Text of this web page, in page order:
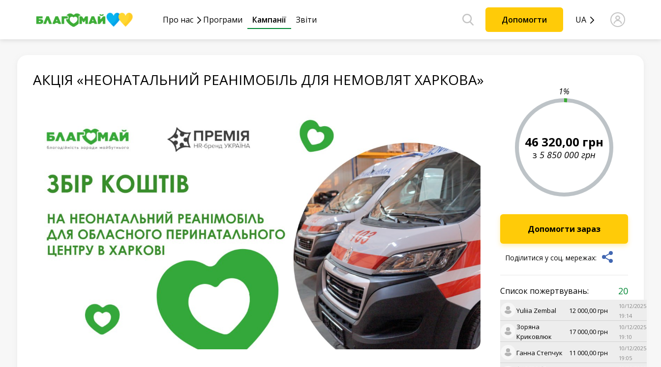
Про нас Програми Кампанії Звіти Допомогти UA
АКЦІЯ «НЕОНАТАЛЬНИЙ РЕАНІМОБІЛЬ ДЛЯ НЕМОВЛЯТ ХАРКОВА»
1%
46 320,00 грн
з 5 850 000 грн
Допомогти зараз
Поділитися у соц. мережах:
Список пожертвувань: 20
Yuliia Zembal 12 000,00грн
10/12/2025
19:14
Зоряна
Криковлюк
17 000,00грн
10/12/2025
19:10
Ганна Степчук 11 000,00грн
10/12/2025
19:05